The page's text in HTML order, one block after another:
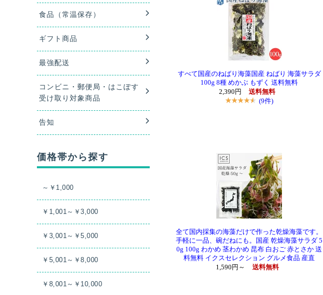
すべて国産のねばり海藻国産 ねばり 海藻サラダ
100g 8種 めかぶ もずく 送料無料
2,390円
送料無料
(9件)
全て国内採集の海藻だけで作った乾燥海藻です。
手軽に一品、碗だねにも。国産 乾燥海藻サラダ 5
0g 100g わかめ 茎わかめ 昆布 白おご 赤とさか 送
料無料 イクスセレクション グルメ食品 産直
1,590円～
送料無料